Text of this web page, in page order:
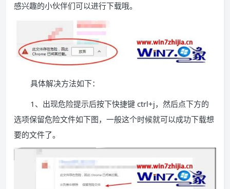
感兴趣的小伙伴们可以进行下载哦。
具体解决方法如下：
1、出现危险提示后按下快捷键 ctrl+j，然后点下方的
选项保留危险文件如下图，一般这个时候就可以成功下载想
要的文件了。